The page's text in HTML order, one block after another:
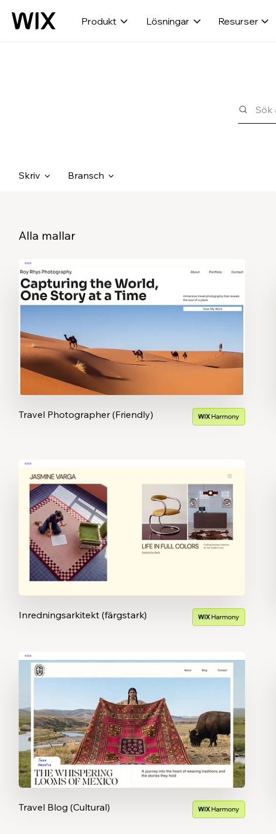
Produkt Lösningar Resurser
Skriv Bransch
Alla mallar
Travel Photographer (Friendly)
Inredningsarkitekt (färgstark)
Travel Blog (Cultural)